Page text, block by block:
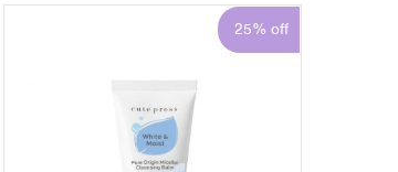
25% off